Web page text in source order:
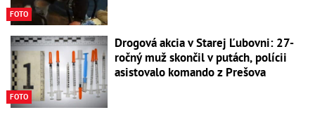
FOTO
FOTO
Drogová akcia v Starej Ľubovni: 27-
ročný muž skončil v putách, polícii
asistovalo komando z Prešova